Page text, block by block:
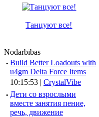
Танцуют все!
Nodarbības
· Build Better Loadouts with
u4gm Delta Force Items
10:15:53 | CrystalVibe
· Дети со взрослыми
вместе занятия пение,
речь, движение